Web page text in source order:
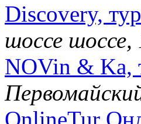
Discovery,
шоссе
NOVin & Ka,
OnlineTur